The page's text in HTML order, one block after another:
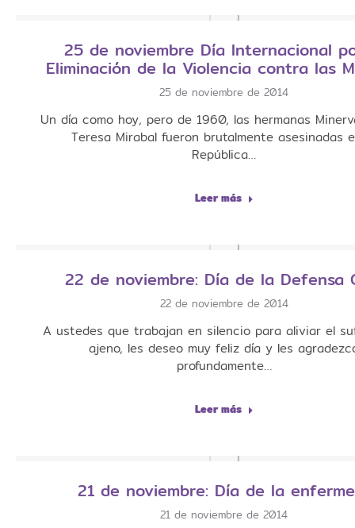
25 de noviembre Día Internacional
Eliminación de la Violencia contra las
25 de noviembre de 2014
Un día como hoy, pero de 1960, las hermanas
Teresa Mirabal fueron brutalmente asesinadas
República…
Leer más
22 de noviembre: Día de la Defensa
22 de noviembre de 2014
A ustedes que trabajan en silencio para aliviar el
ajeno, les deseo muy feliz día y les
profundamente…
Leer más
21 de noviembre: Día de la
21 de noviembre de 2014